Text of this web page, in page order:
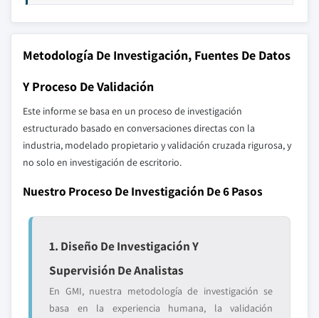
Metodología De Investigación, Fuentes De Datos
Y Proceso De Validación
Este informe se basa en un proceso de investigación
estructurado basado en conversaciones directas con la
industria, modelado propietario y validación cruzada rigurosa, y
no solo en investigación de escritorio.
Nuestro Proceso De Investigación De 6 Pasos
1. Diseño De Investigación Y
Supervisión De Analistas
En GMI, nuestra metodología de investigación se
basa en la experiencia humana, la validación